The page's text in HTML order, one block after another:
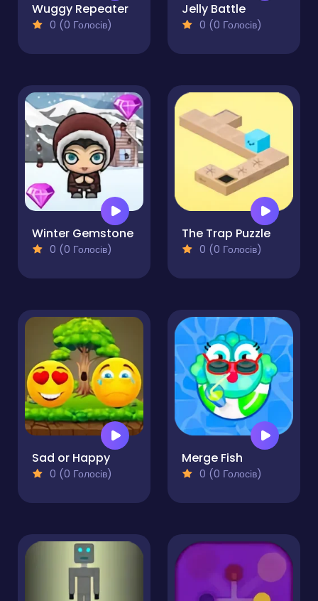
Wuggy Repeater
0 (0 Голосів)
Jelly Battle
0 (0 Голосів)
Winter Gemstone
0 (0 Голосів)
The Trap Puzzle
0 (0 Голосів)
Sad or Happy
0 (0 Голосів)
Merge Fish
0 (0 Голосів)